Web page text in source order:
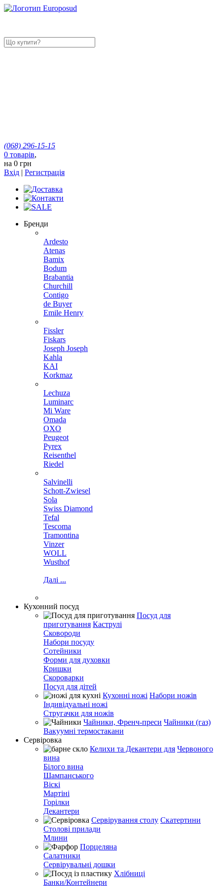
(068) 296-15-15
0 товарів,
на 0 грн
Вхід | Регистрація
Бренди
Ardesto
Atenas
Bamix
Bodum
Brabantia
Churchill
Contigo
de Buyer
Emile Henry
Fissler
Fiskars
Joseph Joseph
Kahla
KAI
Korkmaz
Lechuza
Luminarc
Mi Ware
Omada
OXO
Peugeot
Pyrex
Reisenthel
Riedel
Salvinelli
Schott-Zwiesel
Sola
Swiss Diamond
Tefal
Tescoma
Tramontina
Vinzer
WOLL
Wusthof
Далі ...
Кухонний посуд
Посуд для
приготування Каструлі
Сковороди
Набори посуду
Сотейники
Форми для духовки
Кришки
Скороварки
Посуд для дітей
Кухонні ножі Набори ножів
Індивідуальні ножі
Стругачки для ножів
Чайники, Френч-преси Чайники (газ)
Вакуумні термостакани
Сервіровка
Келихи та Декантери для Червоного
вина
Білого вина
Шампанського
Віскі
Мартіні
Горілки
Декантери
Сервірування столу Скатертини
Столові прилади
Млини
Порцеляна
Салатники
Сервірувальні дошки
Хлібниці
Банки/Контейнери